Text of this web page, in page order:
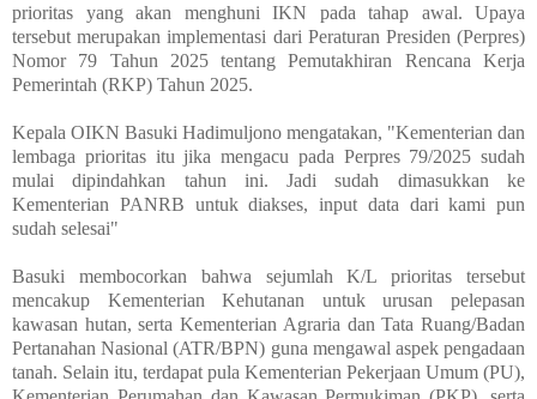
prioritas yang akan menghuni IKN pada tahap awal. Upaya
tersebut merupakan implementasi dari Peraturan Presiden (Perpres)
Nomor 79 Tahun 2025 tentang Pemutakhiran Rencana Kerja
Pemerintah (RKP) Tahun 2025.
Kepala OIKN Basuki Hadimuljono mengatakan, "Kementerian dan
lembaga prioritas itu jika mengacu pada Perpres 79/2025 sudah
mulai dipindahkan tahun ini. Jadi sudah dimasukkan ke
Kementerian PANRB untuk diakses, input data dari kami pun
sudah selesai"
Basuki membocorkan bahwa sejumlah K/L prioritas tersebut
mencakup Kementerian Kehutanan untuk urusan pelepasan
kawasan hutan, serta Kementerian Agraria dan Tata Ruang/Badan
Pertanahan Nasional (ATR/BPN) guna mengawal aspek pengadaan
tanah. Selain itu, terdapat pula Kementerian Pekerjaan Umum (PU),